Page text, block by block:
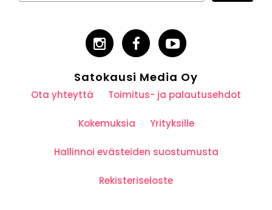
Satokausi Media Oy
Ota yhteyttä Toimitus- ja palautusehdot
Kokemuksia Yrityksille
Hallinnoi evästeiden suostumusta
Rekisteriseloste